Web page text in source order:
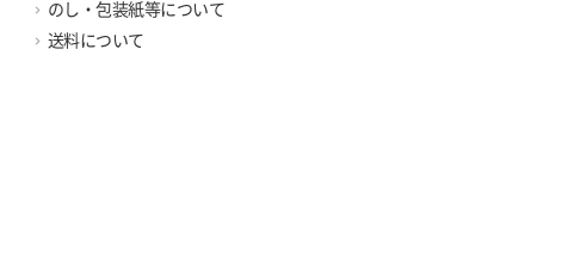
のし・包装紙等について
送料について